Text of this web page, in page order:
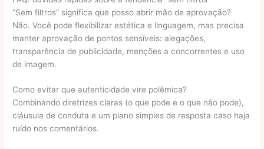
“Sem filtros” significa que posso abrir mão de aprovação?
Não. Você pode flexibilizar estética e linguagem, mas precisa
manter aprovação de pontos sensíveis: alegações,
transparência de publicidade, menções a concorrentes e uso
de imagem.
Como evitar que autenticidade vire polêmica?
Combinando diretrizes claras (o que pode e o que não pode),
cláusula de conduta e um plano simples de resposta caso haja
ruído nos comentários.